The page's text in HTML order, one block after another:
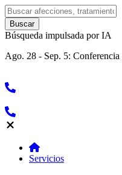
Búsqueda impulsada por IA
Ago. 28 - Sep. 5:
Servicios